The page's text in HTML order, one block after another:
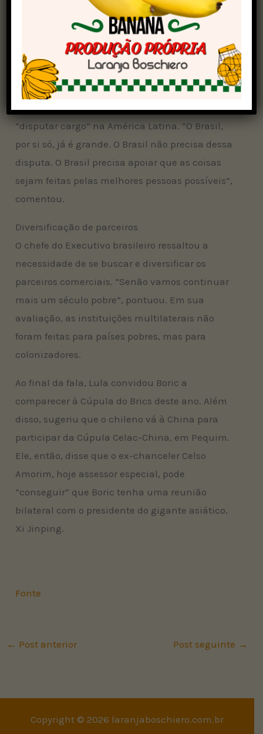
política protecionista, contrário a tudo o que foi
falado para nós desde os anos 1980,
globalização e livre comércio, e de repente nada
disso vale a pena, e o que vale a pena é o
protecionismo”, contou.
Na avaliação do petista, o Brasil não tem que
“disputar cargo” na América Latina. “O Brasil,
por si só, já é grande. O Brasil não precisa dessa
disputa. O Brasil precisa apoiar que as coisas
sejam feitas pelas melhores pessoas possíveis”,
comentou.
Diversificação de parceiros
O chefe do Executivo brasileiro ressaltou a
necessidade de se buscar e diversificar os
parceiros comerciais. “Senão vamos continuar
mais um século pobre”, pontuou. Em sua
avaliação, as instituições multilaterais não
foram feitas para países pobres, mas para
colonizadores.
Ao final da fala, Lula convidou Boric a
comparecer à Cúpula do Brics deste ano. Além
disso, sugeriu que o chileno vá à China para
participar da Cúpula Celac-China, em Pequim.
Ele, então, disse que o ex-chanceler Celso
Amorim, hoje assessor especial, pode
“conseguir” que Boric tenha uma reunião
bilateral com o presidente do gigante asiático,
Xi Jinping.
Fonte
← Post anterior Post seguinte →
Copyright © 2026 laranjaboschiero.com.br